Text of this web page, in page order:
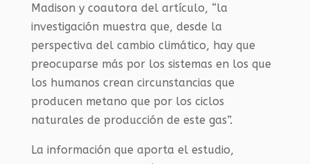
Madison y coautora del artículo, “la
investigación muestra que, desde la
perspectiva del cambio climático, hay que
preocuparse más por los sistemas en los que
los humanos crean circunstancias que
producen metano que por los ciclos
naturales de producción de este gas”.
La información que aporta el estudio,